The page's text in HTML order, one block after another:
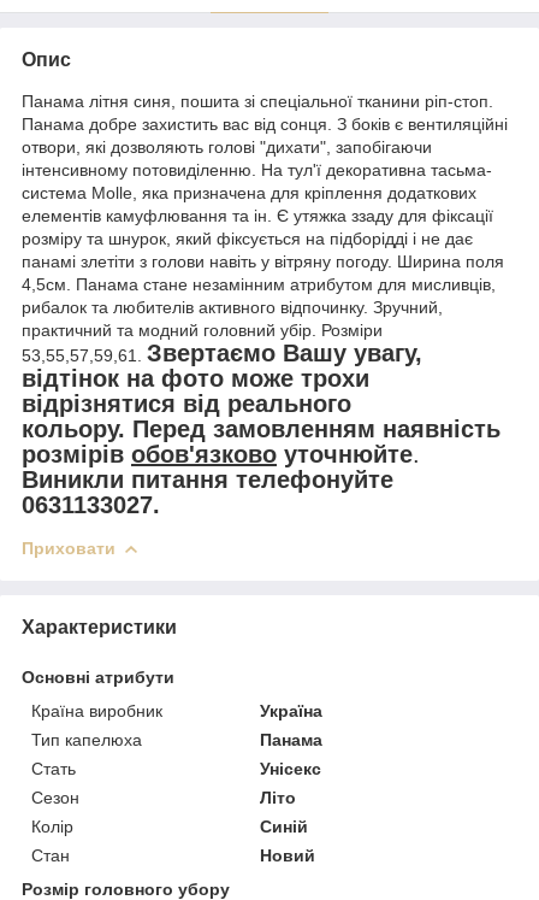
Опис
Панама літня синя, пошита зі спеціальної тканини ріп-стоп.
Панама добре захистить вас від сонця. З боків є вентиляційні
отвори, які дозволяють голові "дихати", запобігаючи
інтенсивному потовиділенню. На тул'ї декоративна тасьма-
система Molle, яка призначена для кріплення додаткових
елементів камуфлювання та ін. Є утяжка ззаду для фіксації
розміру та шнурок, який фіксується на підборідді і не дає
панамі злетіти з голови навіть у вітряну погоду. Ширина поля
4,5см. Панама стане незамінним атрибутом для мисливців,
рибалок та любителів активного відпочинку. Зручний,
практичний та модний головний убір. Розміри
53,55,57,59,61. Звертаємо Вашу увагу,
відтінок на фото може трохи
відрізнятися від реального
кольору. Перед замовленням наявність
розмірів обов'язково уточнюйте.
Виникли питання телефонуйте
0631133027.
Приховати
Характеристики
Основні атрибути
Країна виробник
Україна
Тип капелюха
Панама
Стать
Унісекс
Сезон
Літо
Колір
Синій
Стан
Новий
Розмір головного убору